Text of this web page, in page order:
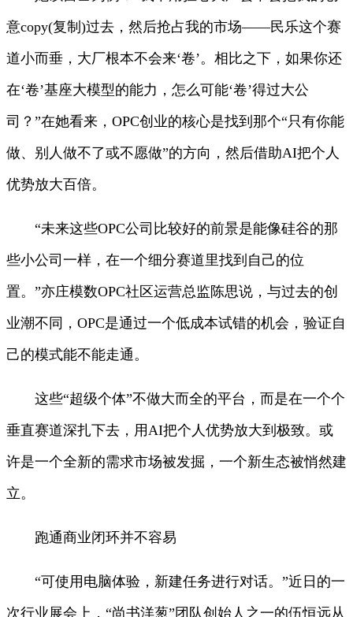
意copy(复制)过去，然后抢占我的市场——民乐这个赛
道小而垂，大厂根本不会来‘卷’。相比之下，如果你还
在‘卷’基座大模型的能力，怎么可能‘卷’得过大公
司？”在她看来，OPC创业的核心是找到那个“只有你能
做、别人做不了或不愿做”的方向，然后借助AI把个人
优势放大百倍。
“未来这些OPC公司比较好的前景是能像硅谷的那
些小公司一样，在一个细分赛道里找到自己的位
置。”亦庄模数OPC社区运营总监陈思说，与过去的创
业潮不同，OPC是通过一个低成本试错的机会，验证自
己的模式能不能走通。
这些“超级个体”不做大而全的平台，而是在一个个
垂直赛道深扎下去，用AI把个人优势放大到极致。或
许是一个全新的需求市场被发掘，一个新生态被悄然建
立。
跑通商业闭环并不容易
“可使用电脑体验，新建任务进行对话。”近日的一
次行业展会上，“尚书洋葱”团队创始人之一的伍恒远从